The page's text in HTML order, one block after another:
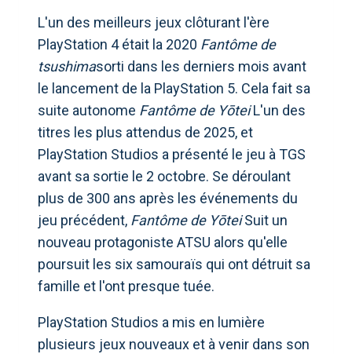
L'un des meilleurs jeux clôturant l'ère
PlayStation 4 était la 2020 Fantôme de
tsushimasorti dans les derniers mois avant
le lancement de la PlayStation 5. Cela fait sa
suite autonome Fantôme de YōteiL'un des
titres les plus attendus de 2025, et
PlayStation Studios a présenté le jeu à TGS
avant sa sortie le 2 octobre. Se déroulant
plus de 300 ans après les événements du
jeu précédent, Fantôme de YōteiSuit un
nouveau protagoniste ATSU alors qu'elle
poursuit les six samouraïs qui ont détruit sa
famille et l'ont presque tuée.
PlayStation Studios a mis en lumière
plusieurs jeux nouveaux et à venir dans son